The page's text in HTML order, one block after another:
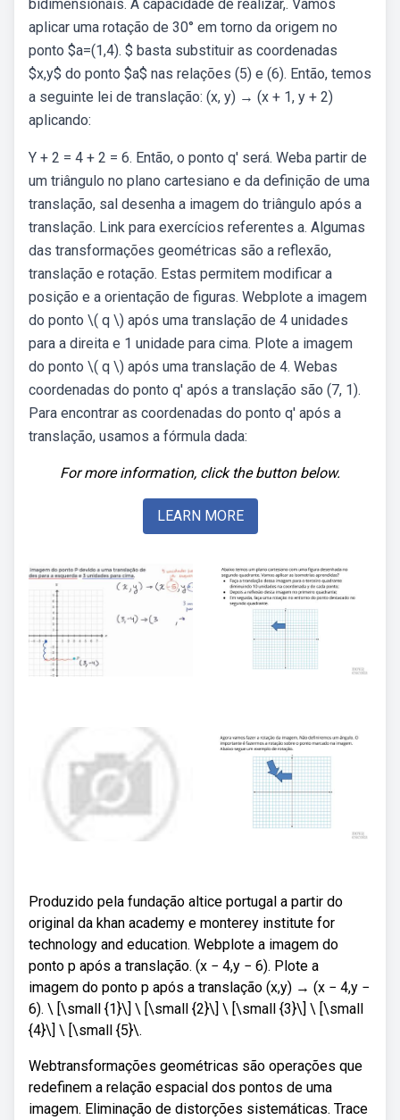
bidimensionais. A capacidade de realizar,. Vamos
aplicar uma rotação de 30° em torno da origem no
ponto $a=(1,4). $ basta substituir as coordenadas
$x,y$ do ponto $a$ nas relações (5) e (6). Então, temos
a seguinte lei de translação: (x, y) → (x + 1, y + 2)
aplicando:
Y + 2 = 4 + 2 = 6. Então, o ponto q' será. Weba partir de
um triângulo no plano cartesiano e da definição de uma
translação, sal desenha a imagem do triângulo após a
translação. Link para exercícios referentes a. Algumas
das transformações geométricas são a reflexão,
translação e rotação. Estas permitem modificar a
posição e a orientação de figuras. Webplote a imagem
do ponto \( q \) após uma translação de 4 unidades
para a direita e 1 unidade para cima. Plote a imagem
do ponto \( q \) após uma translação de 4. Webas
coordenadas do ponto q' após a translação são (7, 1).
Para encontrar as coordenadas do ponto q' após a
translação, usamos a fórmula dada:
For more information, click the button below.
LEARN MORE
Produzido pela fundação altice portugal a partir do
original da khan academy e monterey institute for
technology and education. Webplote a imagem do
ponto p após a translação. (x − 4,y − 6). Plote a
imagem do ponto p após a translação (x,y) → (x − 4,y −
6). \ [\small {1}\] \ [\small {2}\] \ [\small {3}\] \ [\small
{4}\] \ [\small {5}\.
Webtransformações geométricas são operações que
redefinem a relação espacial dos pontos de uma
imagem. Eliminação de distorções sistemáticas. Trace